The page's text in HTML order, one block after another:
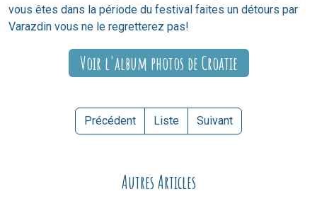
vous êtes dans la période du festival faites un détours par
Varazdin vous ne le regretterez pas!
Voir l'album photos de Croatie
Précédent Liste Suivant
Autres Articles